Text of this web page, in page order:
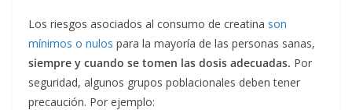
Los riesgos asociados al consumo de creatina son
mínimos o nulos para la mayoría de las personas sanas,
siempre y cuando se tomen las dosis adecuadas. Por
seguridad, algunos grupos poblacionales deben tener
precaución. Por ejemplo: